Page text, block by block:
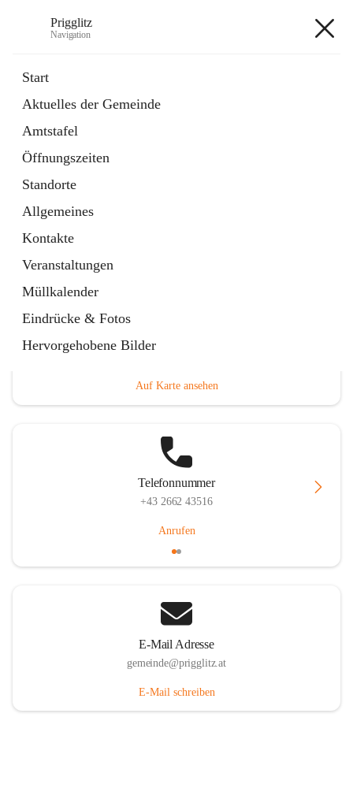
Prigglitz
Navigation
Start
Aktuelles der Gemeinde
Amtstafel
Öffnungszeiten
Standorte
Allgemeines
Kontakte
Veranstaltungen
Müllkalender
Eindrücke & Fotos
Hervorgehobene Bilder
Externe Webseite
in
Tab
Gemeindezeitung
Ordner
öffnet
in
neuem
Tab
Hauptadresse
Auf Karte ansehen
Telefonnummer
+43 2662 43516
Anrufen
E-Mail Adresse
gemeinde@prigglitz.at
E-Mail schreiben